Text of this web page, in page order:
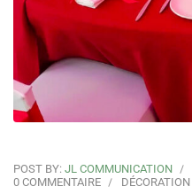
POST BY: JL COMMUNICATION
0 COMMENTAIRE
DÉCORATION